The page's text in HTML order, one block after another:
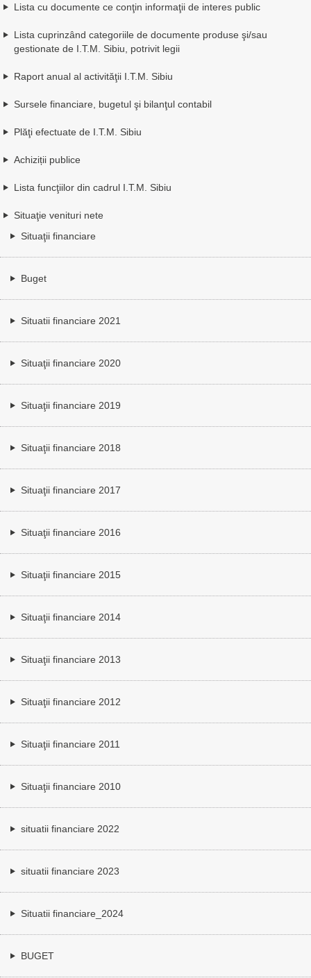
Lista cu documente ce conţin informaţii de interes public
Lista cuprinzând categoriile de documente produse şi/sau
gestionate de I.T.M. Sibiu, potrivit legii
Raport anual al activităţii I.T.M. Sibiu
Sursele financiare, bugetul şi bilanţul contabil
Plăţi efectuate de I.T.M. Sibiu
Achiziții publice
Lista funcţiilor din cadrul I.T.M. Sibiu
Situaţie venituri nete
Situaţii financiare
Buget
Situatii financiare 2021
Situaţii financiare 2020
Situaţii financiare 2019
Situaţii financiare 2018
Situaţii financiare 2017
Situaţii financiare 2016
Situaţii financiare 2015
Situaţii financiare 2014
Situaţii financiare 2013
Situaţii financiare 2012
Situaţii financiare 2011
Situaţii financiare 2010
situatii financiare 2022
situatii financiare 2023
Situatii financiare_2024
BUGET